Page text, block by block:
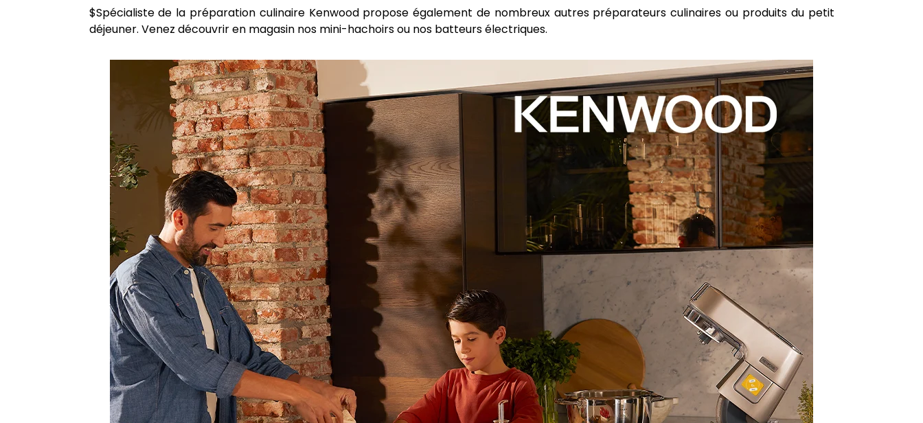
$Spécialiste de la préparation culinaire Kenwood propose également de nombreux autres préparateurs culinaires ou produits du petit
déjeuner. Venez découvrir en magasin nos mini-hachoirs ou nos batteurs électriques.